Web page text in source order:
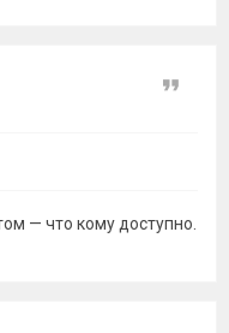
Цитата
— что кому доступно.